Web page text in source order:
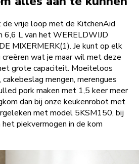
vrije loop met de KitchenAid
6,6 L van het WERELDWIJD
MIXERMERK(1). Je kunt op elk
wat je maar wil met deze
grote capaciteit. Moeiteloos
mengen, merengues
pork maken met 1,5 keer meer
dan bij onze keukenrobot met
met model 5KSM150, bij
piekvermogen in de kom